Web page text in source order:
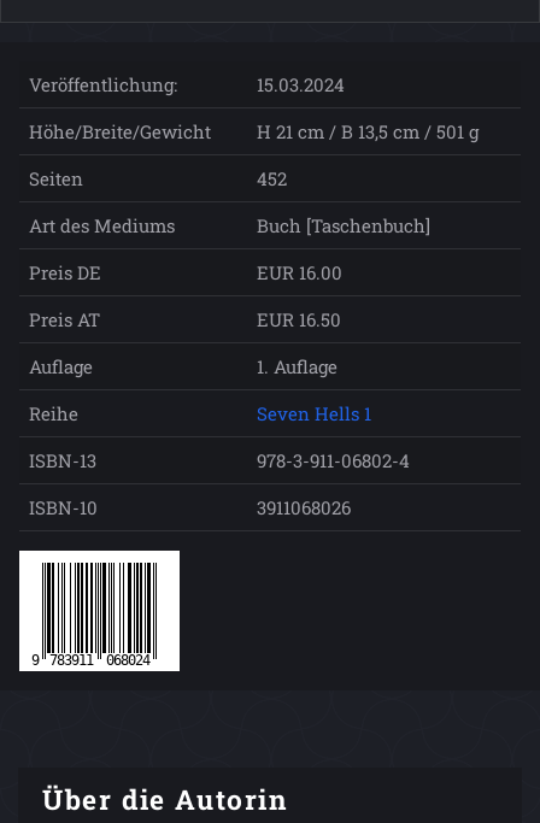
Veröffentlichung:
15.03.2024
Höhe/Breite/Gewicht
H 21 cm / B 13,5 cm / 501 g
Seiten
452
Art des Mediums
Buch [Taschenbuch]
Preis DE
EUR 16.00
Preis AT
EUR 16.50
Auflage
1. Auflage
Reihe
Seven Hells 1
ISBN-13
978-3-911-06802-4
ISBN-10
3911068026
Über die Autorin